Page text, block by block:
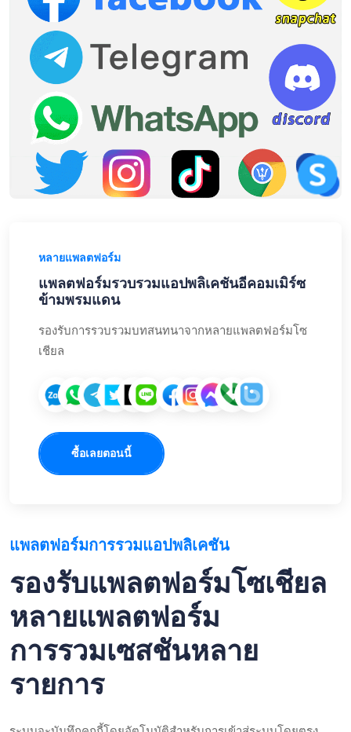
หลายแพลตฟอร์ม
แพลตฟอร์มรวบรวมแอปพลิเคชันอีคอมเมิร์ซ
ข้ามพรมแดน
รองรับการรวบรวมบทสนทนาจากหลายแพลตฟอร์มโซ
เชียล
ซื้อเลยตอนนี้
แพลตฟอร์มการรวมแอปพลิเคชัน
รองรับแพลตฟอร์มโซเชียล
หลายแพลตฟอร์ม
การรวมเซสชันหลาย
รายการ